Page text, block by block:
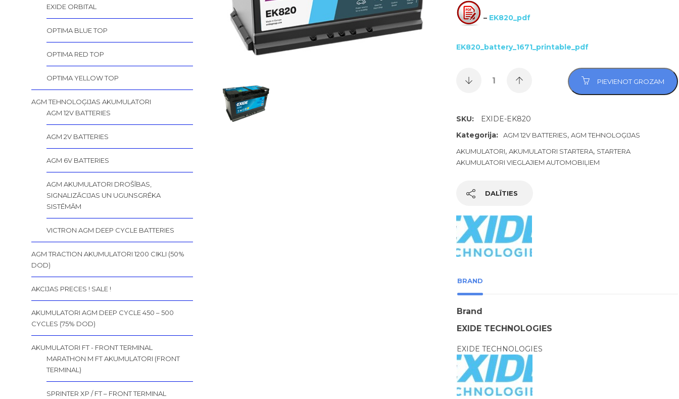
– EK820_pdf
EK820_battery_1671_printable_pdf
PIEVIENOT GROZAM
SKU:
EXIDE-EK820
Kategorija:
AGM 12V BATTERIES, AGM TEHNOLOĢIJAS
AKUMULATORI, AKUMULATORI STARTERA, STARTERA
AKUMULATORI VIEGLAJIEM AUTOMOBIĻIEM
DALĪTIES
BRAND
Brand
EXIDE TECHNOLOGIES
EXIDE TECHNOLOGIES
EXIDE ORBITAL
OPTIMA BLUE TOP
OPTIMA RED TOP
OPTIMA YELLOW TOP
AGM TEHNOLOĢIJAS AKUMULATORI
AGM 12V BATTERIES
AGM 2V BATTERIES
AGM 6V BATTERIES
AGM AKUMULATORI DROŠĪBAS,
SIGNALIZĀCIJAS UN UGUNSGRĒKA
SISTĒMĀM
VICTRON AGM DEEP CYCLE BATTERIES
AGM TRACTION AKUMULATORI 1200 CIKLI (50%
DOD)
AKCIJAS PRECES ! SALE !
AKUMULATORI AGM DEEP CYCLE 450 – 500
CYCLES (75% DOD)
AKUMULATORI FT - FRONT TERMINAL
MARATHON M FT AKUMULATORI (FRONT
TERMINAL)
SPRINTER XP / FT – FRONT TERMINAL